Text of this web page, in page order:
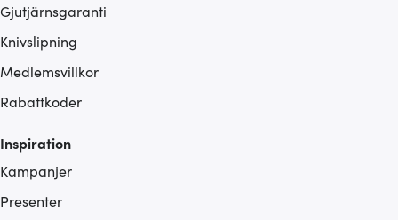
Gjutjärnsgaranti
Knivslipning
Medlemsvillkor
Rabattkoder
Inspiration
Kampanjer
Presenter